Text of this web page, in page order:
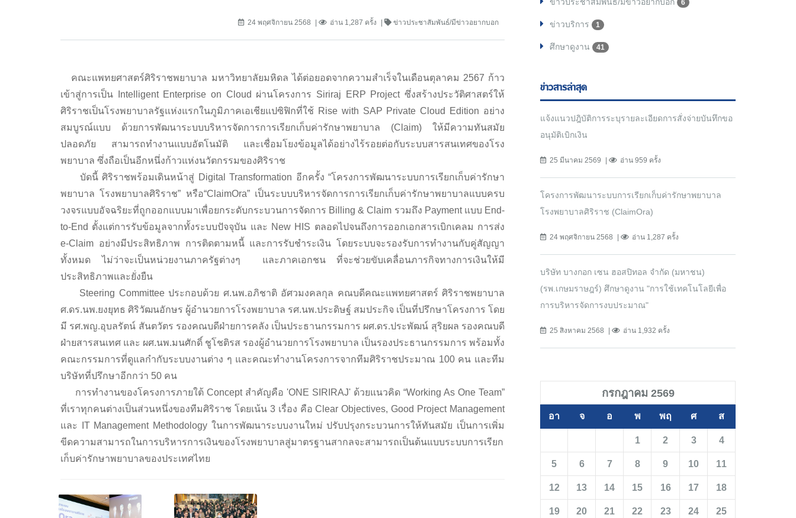
24 พฤศจิกายน 2568 อ่าน 1,287 ครั้ง ข่าวประชาสัมพันธ์/มีข่าวอยากบอก
คณะแพทยศาสตร์ศิริราชพยาบาล มหาวิทยาลัยมหิดล ได้ต่อยอดจากความสำเร็จในเดือนตุลาคม 2567 ก้าว
เข้าสู่การเป็น Intelligent Enterprise on Cloud ผ่านโครงการ Siriraj ERP Project ซึ่งสร้างประวัติศาสตร์ให้
ศิริราชเป็นโรงพยาบาลรัฐแห่งแรกในภูมิภาคเอเชียแปซิฟิกที่ใช้ Rise with SAP Private Cloud Edition อย่าง
สมบูรณ์แบบ ด้วยการพัฒนาระบบบริหารจัดการการเรียกเก็บค่ารักษาพยาบาล (Claim) ให้มีความทันสมัย
ปลอดภัย สามารถทำงานแบบอัตโนมัติ และเชื่อมโยงข้อมูลได้อย่างไร้รอยต่อกับระบบสารสนเทศของโรง
พยาบาล ซึ่งถือเป็นอีกหนึ่งก้าวแห่งนวัตกรรมของศิริราช
บัดนี้ ศิริราชพร้อมเดินหน้าสู่ Digital Transformation อีกครั้ง “โครงการพัฒนาระบบการเรียกเก็บค่ารักษา
พยาบาล โรงพยาบาลศิริราช” หรือ“ClaimOra” เป็นระบบบริหารจัดการการเรียกเก็บค่ารักษาพยาบาลแบบครบ
วงจรแบบอัจฉริยะที่ถูกออกแบบมาเพื่อยกระดับกระบวนการจัดการ Billing & Claim รวมถึง Payment แบบ End-
to-End ตั้งแต่การรับข้อมูลจากทั้งระบบปัจจุบัน และ New HIS ตลอดไปจนถึงการออกเอกสารเบิกเคลม การส่ง
e-Claim อย่างมีประสิทธิภาพ การติดตามหนี้ และการรับชำระเงิน โดยระบบจะรองรับการทำงานกับคู่สัญญา
ทั้งหมด ไม่ว่าจะเป็นหน่วยงานภาครัฐต่างๆ และภาคเอกชน ที่จะช่วยขับเคลื่อนภารกิจทางการเงินให้มี
ประสิทธิภาพและยั่งยืน
Steering Committee ประกอบด้วย ศ.นพ.อภิชาติ อัศวมงคลกุล คณบดีคณะแพทยศาสตร์ ศิริราชพยาบาล
ศ.ดร.นพ.ยงยุทธ ศิริวัฒนอักษร ผู้อำนวยการโรงพยาบาล รศ.นพ.ประดิษฐ์ สมประกิจ เป็นที่ปรึกษาโครงการ โดย
มี รศ.พญ.อุบลรัตน์ สันตวัตร รองคณบดีฝ่ายการคลัง เป็นประธานกรรมการ ผศ.ดร.ประพัฒน์ สุริยผล รองคณบดี
ฝ่ายสารสนเทศ และ ผศ.นพ.มนศักดิ์ ชูโชติรส รองผู้อำนวยการโรงพยาบาล เป็นรองประธานกรรมการ พร้อมทั้ง
คณะกรรมการที่ดูแลกำกับระบบงานต่าง ๆ และคณะทำงานโครงการจากทีมศิริราชประมาณ 100 คน และทีม
บริษัทที่ปรึกษาอีกกว่า 50 คน
การทำงานของโครงการภายใต้ Concept สำคัญคือ 'ONE SIRIRAJ' ด้วยแนวคิด “Working As One Team”
ที่เราทุกคนต่างเป็นส่วนหนึ่งของทีมศิริราช โดยเน้น 3 เรื่อง คือ Clear Objectives, Good Project Management
และ IT Management Methodology ในการพัฒนาระบบงานใหม่ ปรับปรุงกระบวนการให้ทันสมัย เป็นการเพิ่ม
ขีดความสามารถในการบริหารการเงินของโรงพยาบาลสู่มาตรฐานสากลจะสามารถเป็นต้นแบบระบบการเรียก
เก็บค่ารักษาพยาบาลของประเทศไทย
ข่าวประชาสัมพันธ์/มีข่าวอยากบอก 6
ข่าวบริการ 1
ศึกษาดูงาน 41
ข่าวสารล่าสุด
แจ้งแนวปฎิบัติการระบุรายละเอียดการสั่งจ่ายบันทึกขอ
อนุมัติเบิกเงิน
25 มีนาคม 2569 อ่าน 959 ครั้ง
โครงการพัฒนาระบบการเรียกเก็บค่ารักษาพยาบาล
โรงพยาบาลศิริราช (ClaimOra)
24 พฤศจิกายน 2568 อ่าน 1,287 ครั้ง
บริษัท บางกอก เซน ฮอสปิทอล จำกัด (มหาชน)
(รพ.เกษมราษฎร์) ศึกษาดูงาน "การใช้เทคโนโลยีเพื่อ
การบริหารจัดการงบประมาณ"
25 สิงหาคม 2568 อ่าน 1,932 ครั้ง
กรกฎาคม 2569
อา จ อ พ พฤ ศ ส
1 2 3 4
5 6 7 8 9 10 11
12 13 14 15 16 17 18
19 20 21 22 23 24 25